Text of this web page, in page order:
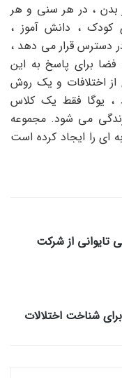
بدن ، در هر سنی و هر
کودک ، دانش آموز ،
دسترس قرار می دهد ،
برای پاسخ به این
اختلافات و یک روش
، یوگا فقط یک کلاس
می شود. مجموعه
ای را ایجاد کرده است
تایوانی از شرکت
شناخت اختلالات